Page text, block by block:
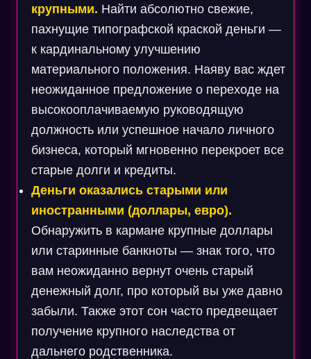
крупными. Найти абсолютно свежие,
пахнущие типографской краской деньги —
к кардинальному улучшению
материального положения. Наяву вас ждет
неожиданное предложение о переходе на
высокооплачиваемую руководящую
должность или успешное начало личного
бизнеса, который мгновенно перекроет все
старые долги и кредиты.
Деньги оказались старыми или
иностранными (доллары, евро).
Обнаружить в кармане крупные доллары
или старинные банкноты — знак того, что
вам неожиданно вернут очень старый
денежный долг, про который вы уже давно
забыли. Также этот сон часто предвещает
получение крупного наследства от
дальнего родственника.